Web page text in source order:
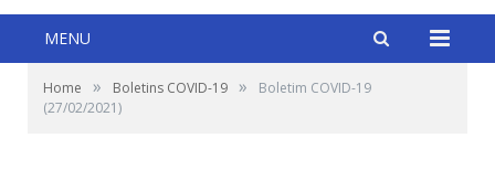
MENU
Home » Boletins COVID-19 »
Boletim COVID-19
(27/02/2021)